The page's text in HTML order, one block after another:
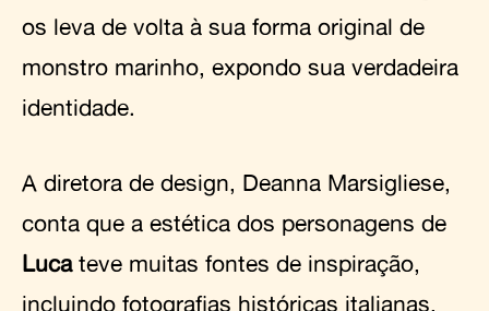
os leva de volta à sua forma original de
monstro marinho, expondo sua verdadeira
identidade.
A diretora de design, Deanna Marsigliese,
conta que a estética dos personagens de
Luca teve muitas fontes de inspiração,
incluindo fotografias históricas italianas,